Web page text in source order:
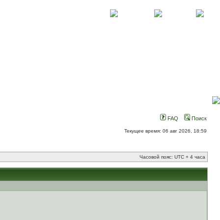
FAQ Поиск
Текущее время: 06 авг 2026, 18:59
Часовой пояс: UTC + 4 часа